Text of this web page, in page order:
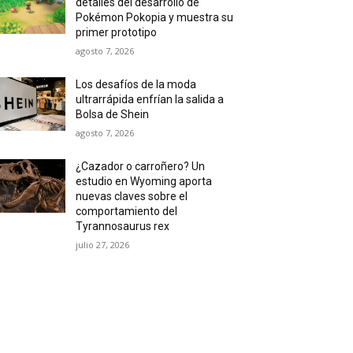
Pokémon Pokopia y muestra su
primer prototipo
agosto 7, 2026
Los desafíos de la moda
ultrarrápida enfrían la salida a
Bolsa de Shein
agosto 7, 2026
¿Cazador o carroñero? Un
estudio en Wyoming aporta
nuevas claves sobre el
comportamiento del
Tyrannosaurus rex
julio 27, 2026